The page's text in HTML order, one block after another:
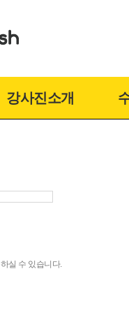
강사진소개
실 수 있습니다.